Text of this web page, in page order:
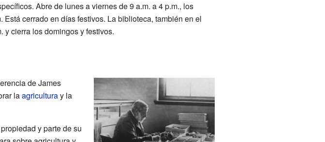
Abre de lunes a viernes de 9 a.m. a 4 p.m., los
cerrado en días festivos. La biblioteca, también en el
y cierra los domingos y festivos.
de James
laagriculturay la
y parte de su